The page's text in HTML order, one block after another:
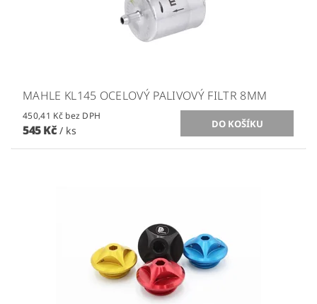
MAHLE KL145 OCELOVÝ PALIVOVÝ FILTR 8MM
450,41 Kč bez DPH
545 Kč / ks